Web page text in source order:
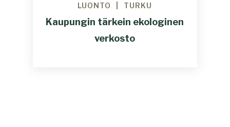
LUONTO TURKU
Kaupungin tärkein ekologinen
verkosto